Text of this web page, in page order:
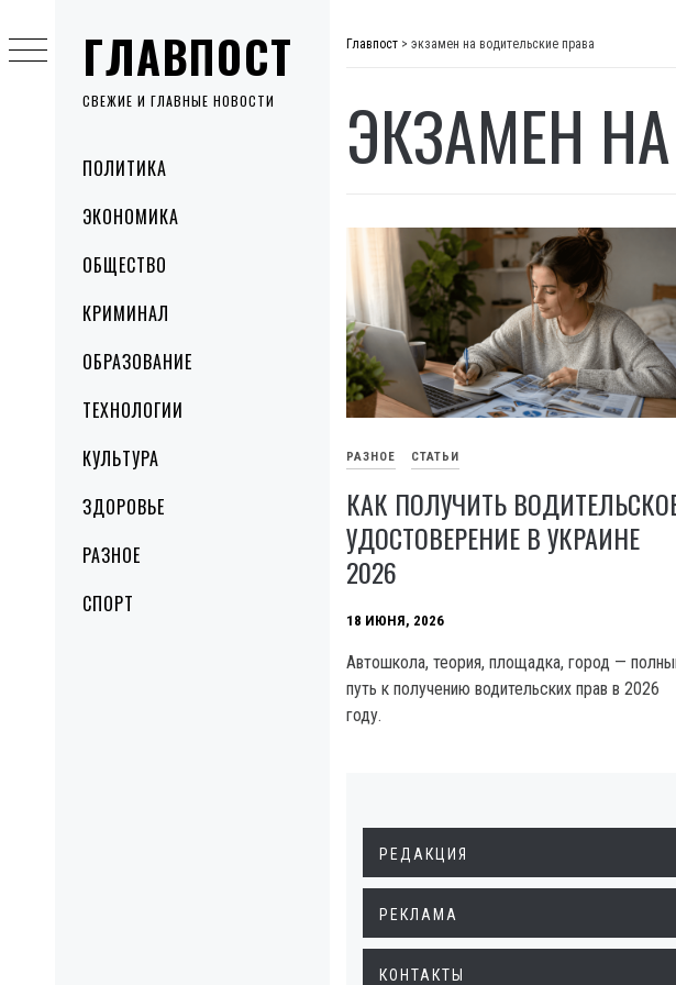
ГЛАВПОСТ
СВЕЖИЕ И ГЛАВНЫЕ НОВОСТИ
MenuПОЛИТИКА
ЭКОНОМИКА
ОБЩЕСТВО
КРИМИНАЛ
ОБРАЗОВАНИЕ
ТЕХНОЛОГИИ
КУЛЬТУРА
ЗДОРОВЬЕ
РАЗНОЕ
СПОРТ
to
content
Главпост > экзамен на водительские права
ЭКЗАМЕН
РАЗНОЕ СТАТЬИ
КАК ПОЛУЧИТЬ
УДОСТОВЕРЕНИЕ В УКРАИНЕ
2026
18 ИЮНЯ, 2026
Автошкола, теория, площадка, город —
путь к получению водительских прав в 2026
году.
РЕДАКЦИЯ
РЕКЛАМА
КОНТАКТЫ